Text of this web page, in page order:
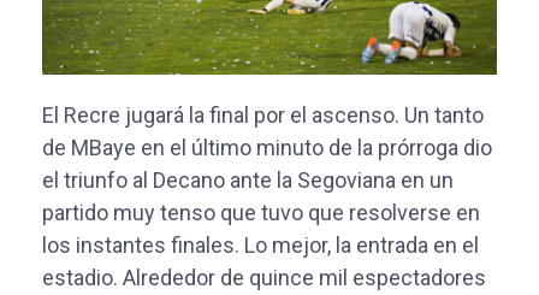
El Recre jugará la final por el ascenso. Un tanto
de MBaye en el último minuto de la prórroga dio
el triunfo al Decano ante la Segoviana en un
partido muy tenso que tuvo que resolverse en
los instantes finales. Lo mejor, la entrada en el
estadio. Alrededor de quince mil espectadores